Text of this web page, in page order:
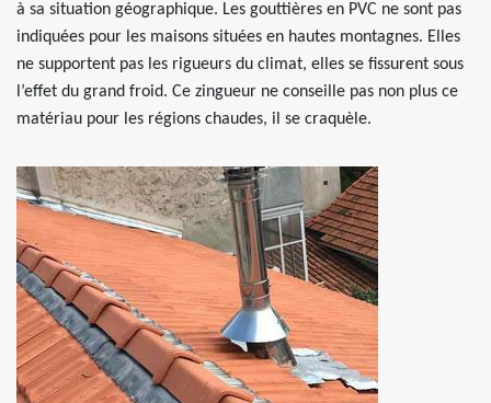
à sa situation géographique. Les gouttières en PVC ne sont pas
indiquées pour les maisons situées en hautes montagnes. Elles
ne supportent pas les rigueurs du climat, elles se fissurent sous
l’effet du grand froid. Ce zingueur ne conseille pas non plus ce
matériau pour les régions chaudes, il se craquèle.